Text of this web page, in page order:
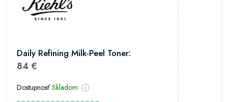
Daily Refining Milk-Peel Toner:
84 €
Dostupnosť Skladom